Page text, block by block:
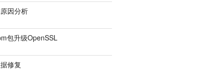
IDENTIFIED BY 'cinder';
BY 'cinder';
因分析
包升级OpenSSL
修复